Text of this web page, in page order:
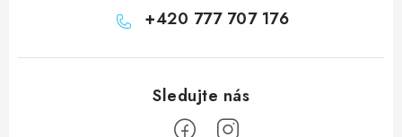
+420 777 707 176